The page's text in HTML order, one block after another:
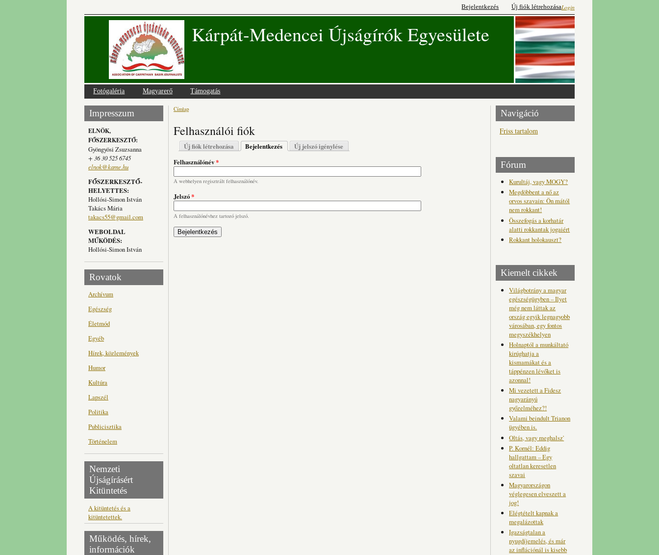
Login
Bejelentkezés Új fiók létrehozása
Kárpát-Medencei Újságírók Egyesülete
Fotógaléria Magyarerő Támogatás
Impresszum
ELNÖK,
FŐSZERKESZTŐ:
Gyöngyösi Zsuzsanna
+ 36 30 525 6745
elnok@kame.hu
FŐSZERKESZTŐ-
HELYETTES:
Hollósi-Simon István
Takács Mária
takacs55@gmail.com
WEBOLDAL
MŰKÖDÉS:
Hollósi-Simon István
Rovatok
Archívum
Egészség
Életmód
Egyéb
Hírek, közlemények
Humor
Kultúra
Lapszél
Politika
Publicisztika
Történelem
Nemzeti
Újságírásért
Kitüntetés
A kitüntetés és a
kitüntetettek.
Működés, hírek,
információk
Jelenlegi hely
Címlap
Felhasználói fiók
Elsődleges fülek
Új fiók létrehozása Bejelentkezés (aktív fül)
Új jelszó igénylése
Felhasználónév*
A webhelyen regisztrált felhasználónév.
Jelszó*
A felhasználónévhez tartozó jelszó.
Navigáció
Friss tartalom
Fórum
Kurultáj, vagy MOGY?
Megdöbbent a nő az
orvos szavain: Ön mától
nem rokkant!
Összefogás a korhatár
alatti rokkantak jogaiért
Rokkant holokauszt?
Kiemelt cikkek
Világbotrány a magyar
egészségügyben – Ilyet
még nem láttak az
ország egyik legnagyobb
városában, egy fontos
megyszékhelyen
Holnaptól a munkáltató
kirúghatja a
kismamákat és a
táppénzen lévőket is
azonnal!
Mi vezetett a Fidesz
nagyarányú
győzelméhez?!
Valami beindult Trianon
ügyében is.
Oltás, vagy meghalsz'
P. Kornél: Eddig
hallgattam – Egy
oltatlan keresetlen
szavai
Magyarországon
véglegesen elveszett a
jog!
Elégtételt kapnak a
megalázottak
Igazságtalan a
nyugdíjemelés, és már
az inflációnál is kisebb